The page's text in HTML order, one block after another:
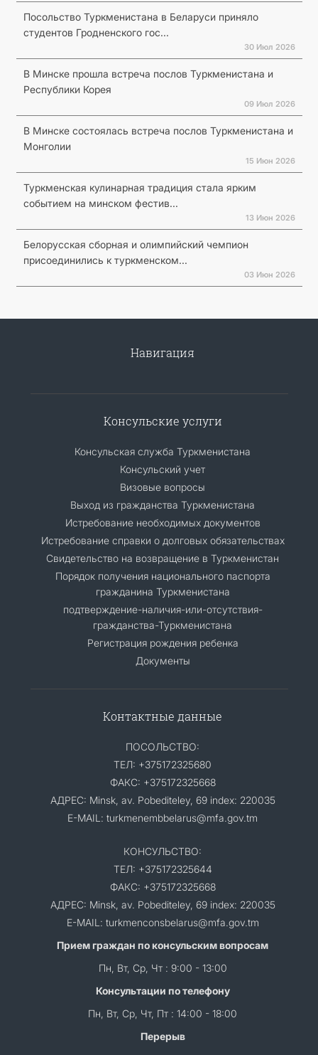
Посольство Туркменистана в Беларуси приняло
студентов Гродненского гос...
30 Июл 2026
В Минске прошла встреча послов Туркменистана и
Республики Корея
09 Июл 2026
В Минске состоялась встреча послов Туркменистана и
Монголии
15 Июн 2026
Туркменская кулинарная традиция стала ярким
событием на минском фестив...
13 Июн 2026
Белорусская сборная и олимпийский чемпион
присоединились к туркменском...
03 Июн 2026
Навигация
Консульские услуги
Консульская служба Туркменистана
Консульский учет
Визовые вопросы
Выход из гражданства Туркменистана
Истребование необходимых документов
Истребование справки о долговых обязательствах
Свидетельство на возвращение в Туркменистан
Порядок получения национального паспорта
гражданина Туркменистана
подтверждение-наличия-или-отсутствия-
гражданства-Туркменистана
Регистрация рождения ребенка
Документы
Контактные данные
ПОСОЛЬСТВО:
ТЕЛ: +375172325680
ФАКС: +375172325668
АДРЕС: Minsk, av. Pobediteley, 69 index: 220035
E-MAIL: turkmenembbelarus@mfa.gov.tm
КОНСУЛЬСТВО:
ТЕЛ: +375172325644
ФАКС: +375172325668
АДРЕС: Minsk, av. Pobediteley, 69 index: 220035
E-MAIL: turkmenconsbelarus@mfa.gov.tm
Прием граждан по консульским вопросам
Пн, Вт, Ср, Чт : 9:00 - 13:00
Консультации по телефону
Пн, Вт, Ср, Чт, Пт : 14:00 - 18:00
Перерыв